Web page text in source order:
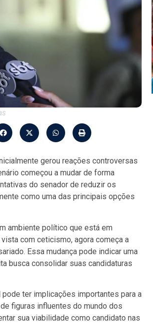
gerou reações controversas
começou a mudar de forma
do senador de reduzir os
como uma das principais opções
ambiente político que está em
com ceticismo, agora começa a
Essa mudança pode indicar uma
busca consolidar suas candidaturas
ter implicações importantes para a
figuras influentes do mundo dos
sua viabilidade como candidato nas